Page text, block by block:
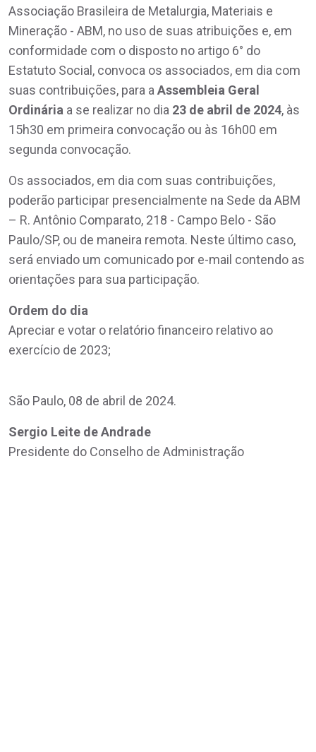
Associação Brasileira de Metalurgia, Materiais e
Mineração - ABM, no uso de suas atribuições e, em
conformidade com o disposto no artigo 6° do
Estatuto Social, convoca os associados, em dia com
suas contribuições, para a Assembleia Geral
Ordinária a se realizar no dia 23 de abril de 2024, às
15h30 em primeira convocação ou às 16h00 em
segunda convocação.
Os associados, em dia com suas contribuições,
poderão participar presencialmente na Sede da ABM
– R. Antônio Comparato, 218 - Campo Belo - São
Paulo/SP, ou de maneira remota. Neste último caso,
será enviado um comunicado por e-mail contendo as
orientações para sua participação.
Ordem do dia
Apreciar e votar o relatório financeiro relativo ao
exercício de 2023;
São Paulo, 08 de abril de 2024.
Sergio Leite de Andrade
Presidente do Conselho de Administração